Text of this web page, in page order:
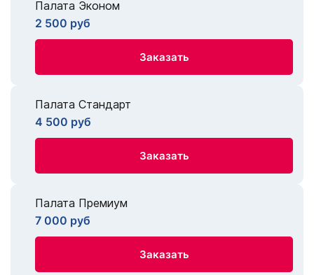
Палата Эконом
2 500 руб
Заказать
Палата Стандарт
4 500 руб
Заказать
Палата Премиум
7 000 руб
Заказать